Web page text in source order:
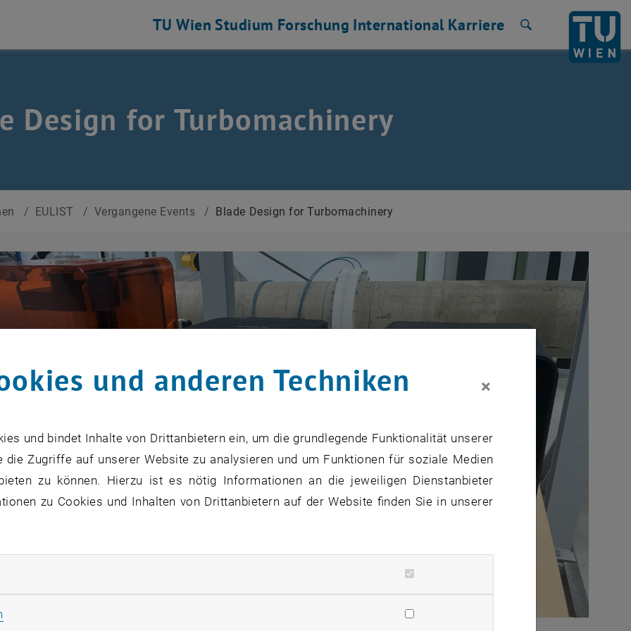
TU Wien Studium Forschung International Karriere
Design for Turbomachinery
/ EULIST / Vergangene Events / Blade Design for Turbomachinery
und anderen Techniken ×
und bindet Inhalte von Drittanbietern ein, um die grundlegende Funktionalität unserer
Zugriffe auf unserer Website zu analysieren und um Funktionen für soziale Medien
zu können. Hierzu ist es nötig Informationen an die jeweiligen Dienstanbieter
zu Cookies und Inhalten von Drittanbietern auf der Website finden Sie in unserer